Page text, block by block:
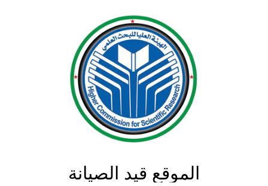
الموقع قيد الصيانة